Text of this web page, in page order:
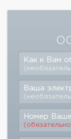
Как к Вам
Ваша
Номер